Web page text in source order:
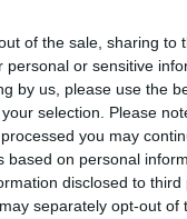
of the sale, sharing to
personal or sensitive
by us, please use the
selection. Please
you may
based on personal
disclosed to
separately opt-out of